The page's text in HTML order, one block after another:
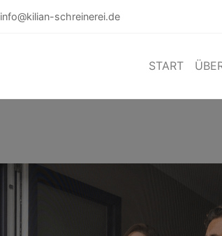
info@kilian-schreinerei.de
START